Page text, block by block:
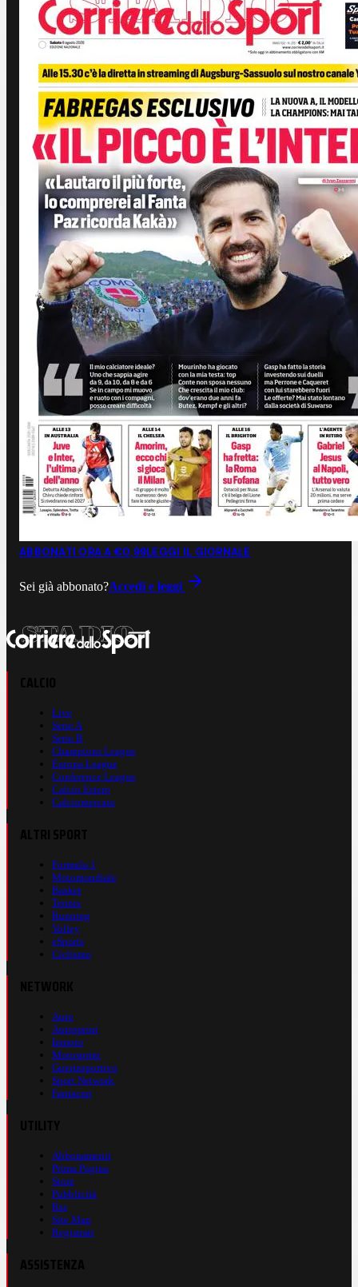
ABBONATI ORA A €0,99LEGGI IL GIORNALE
Sei già abbonato?Accedi e leggi
Live
Serie A
Serie B
Champions League
Europa League
Conference League
Calcio Estero
Calciomercato
Formula 1
Motomondiale
Basket
Tennis
Running
Volley
eSports
Ciclismo
Auto
Autosprint
Inmoto
Motosprint
Guerinsportivo
Sport Network
Fantacup
Abbonamenti
Prima Pagina
Store
Pubblicità
Rss
Site Map
Registrati